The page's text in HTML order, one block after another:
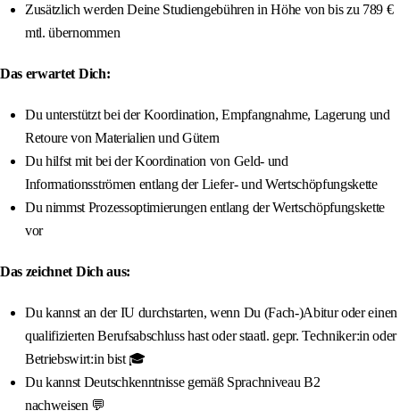
Zusätzlich werden Deine Studiengebühren in Höhe von bis zu 789 €
mtl. übernommen
Das erwartet Dich:
Du unterstützt bei der Koordination, Empfangnahme, Lagerung und
Retoure von Materialien und Gütern
Du hilfst mit bei der Koordination von Geld- und
Informationsströmen entlang der Liefer- und Wertschöpfungskette
Du nimmst Prozessoptimierungen entlang der Wertschöpfungskette
vor
Das zeichnet Dich aus:
Du kannst an der IU durchstarten, wenn Du (Fach-)Abitur oder einen
qualifizierten Berufsabschluss hast oder staatl. gepr. Techniker:in oder
Betriebswirt:in bist 🎓
Du kannst Deutschkenntnisse gemäß Sprachniveau B2
nachweisen 💬